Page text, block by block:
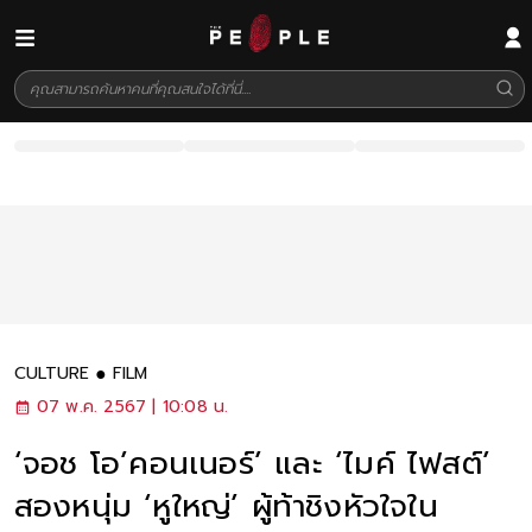
CULTURE
FILM
07 พ.ค. 2567 | 10:08 น.
‘จอช โอ’คอนเนอร์’ และ ‘ไมค์ ไฟสต์’
สองหนุ่ม ‘หูใหญ่’ ผู้ท้าชิงหัวใจใน